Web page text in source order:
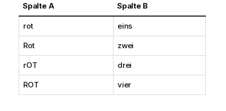
Spalte A Spalte B
rot eins
Rot zwei
rOT drei
ROT vier